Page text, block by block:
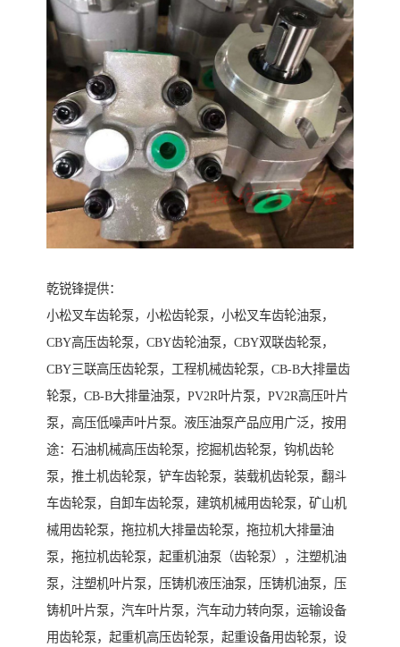
乾锐锋提供：
小松叉车齿轮泵，小松齿轮泵，小松叉车齿轮油泵，
CBY高压齿轮泵，CBY齿轮油泵，CBY双联齿轮泵，
CBY三联高压齿轮泵，工程机械齿轮泵，CB-B大排量齿
轮泵，CB-B大排量油泵，PV2R叶片泵，PV2R高压叶片
泵，高压低噪声叶片泵。液压油泵产品应用广泛，按用
途：石油机械高压齿轮泵，挖掘机齿轮泵，钩机齿轮
泵，推土机齿轮泵，铲车齿轮泵，装载机齿轮泵，翻斗
车齿轮泵，自卸车齿轮泵，建筑机械用齿轮泵，矿山机
械用齿轮泵，拖拉机大排量齿轮泵，拖拉机大排量油
泵，拖拉机齿轮泵，起重机油泵（齿轮泵），注塑机油
泵，注塑机叶片泵，压铸机液压油泵，压铸机油泵，压
铸机叶片泵，汽车叶片泵，汽车动力转向泵，运输设备
用齿轮泵，起重机高压齿轮泵，起重设备用齿轮泵，设